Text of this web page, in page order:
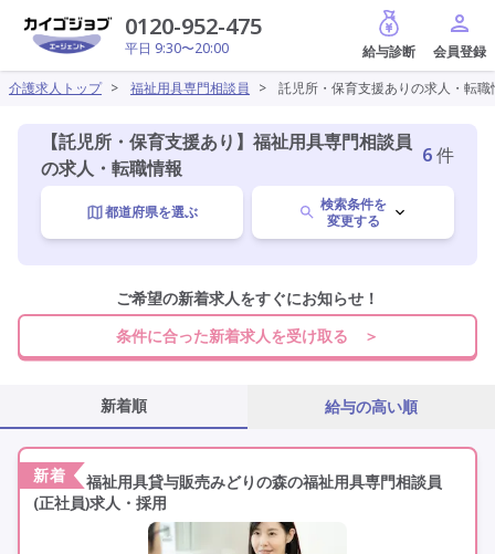
0120-952-475
平日 9:30〜20:00
給与診断
介護求人トップ > 福祉用具専門相談員 > 託児所・保育支援ありの求人・転職
【託児所・保育支援あり】福祉用具専門相談員
の求人・転職情報
6件
都道府県を選ぶ
検索条件を
変更する
福祉用具専門相談員 変更
託児所・保育支援あり 変更
ご希望の新着求人をすぐにお知らせ！
条件に合った新着求人を受け取る ＞
新着順 給与の高い順
新着
福祉用具貸与販売みどりの森の福祉用具専門相談員
(正社員)求人・採用